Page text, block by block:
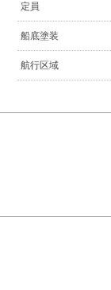
定員
船底塗装
航行区域